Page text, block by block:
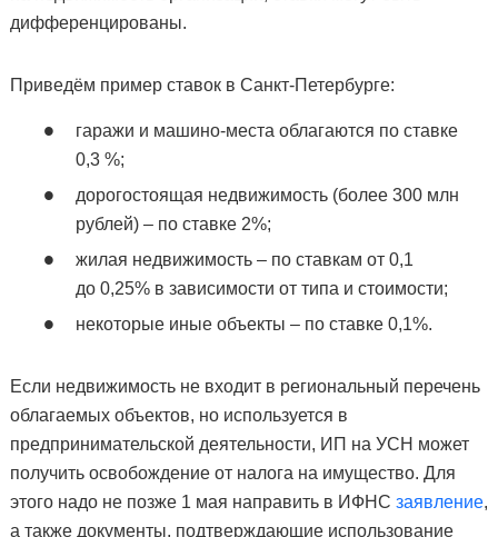
дифференцированы.
Приведём пример ставок в Санкт-Петербурге:
гаражи и машино-места облагаются по ставке
0,3 %;
дорогостоящая недвижимость (более 300 млн
рублей) – по ставке 2%;
жилая недвижимость – по ставкам от 0,1
до 0,25% в зависимости от типа и стоимости;
некоторые иные объекты – по ставке 0,1%.
Если недвижимость не входит в региональный перечень
облагаемых объектов, но используется в
предпринимательской деятельности, ИП на УСН может
получить освобождение от налога на имущество. Для
этого надо не позже 1 мая направить в ИФНС заявление,
а также документы, подтверждающие использование